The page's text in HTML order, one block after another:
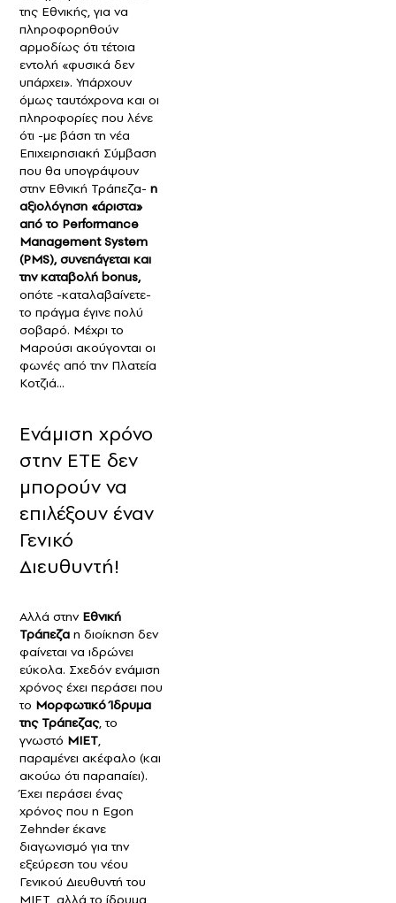
της Εθνικής, για να
πληροφορηθούν
αρμοδίως ότι τέτοια
εντολή «φυσικά δεν
υπάρχει». Υπάρχουν
όμως ταυτόχρονα και οι
πληροφορίες που λένε
ότι -με βάση τη νέα
Επιχειρησιακή Σύμβαση
που θα υπογράψουν
στην Εθνική Τράπεζα- η
αξιολόγηση «άριστα»
από το Performance
Management System
(PMS), συνεπάγεται και
την καταβoλή bonus,
οπότε -καταλαβαίνετε-
το πράγμα έγινε πολύ
σοβαρό. Μέχρι το
Μαρούσι ακούγονται οι
φωνές από την Πλατεία
Κοτζιά...
Ενάμιση χρόνο
στην ΕΤΕ δεν
μπορούν να
επιλέξουν έναν
Γενικό
Διευθυντή!
Αλλά στην Εθνική
Τράπεζα η διοίκηση δεν
φαίνεται να ιδρώνει
εύκολα. Σχεδόν ενάμιση
χρόνος έχει περάσει που
το Μορφωτικό Ίδρυμα
της Τράπεζας, το
γνωστό ΜΙΕΤ,
παραμένει ακέφαλο (και
ακούω ότι παραπαίει).
Έχει περάσει ένας
χρόνος που η Egon
Zehnder έκανε
διαγωνισμό για την
εξεύρεση του νέου
Γενικού Διευθυντή του
ΜΙΕΤ, αλλά το ίδρυμα